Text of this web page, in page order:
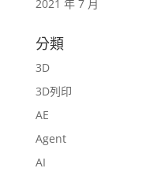
2021 年 7 月
分類
3D
3D列印
AE
Agent
AI